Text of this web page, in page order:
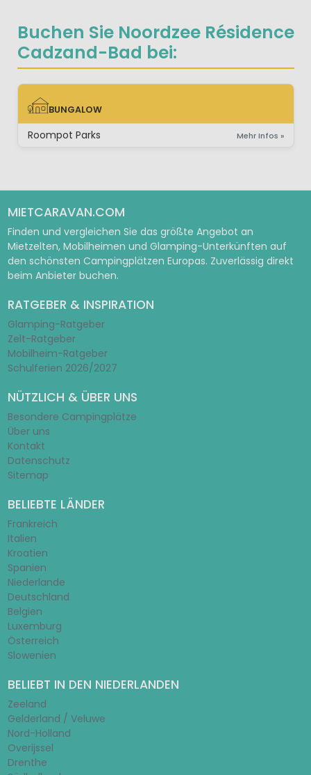
Buchen Sie Noordzee Résidence
Cadzand-Bad bei:
BUNGALOW
BUNGALOW
Roompot Parks Mehr Infos »
MIETCARAVAN.COM
Finden und vergleichen Sie das größte Angebot an
Mietzelten, Mobilheimen und Glamping-Unterkünften auf
den schönsten Campingplätzen Europas. Zuverlässig direkt
beim Anbieter buchen.
RATGEBER & INSPIRATION
Glamping-Ratgeber
Zelt-Ratgeber
Mobilheim-Ratgeber
Schulferien 2026/2027
NÜTZLICH & ÜBER UNS
Besondere Campingplätze
Über uns
Kontakt
Datenschutz
Sitemap
BELIEBTE LÄNDER
Frankreich
Italien
Kroatien
Spanien
Niederlande
Deutschland
Belgien
Luxemburg
Österreich
Slowenien
BELIEBT IN DEN NIEDERLANDEN
Zeeland
Gelderland / Veluwe
Nord-Holland
Overijssel
Drenthe